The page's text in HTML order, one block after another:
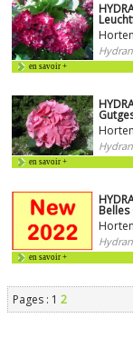
en savoir +
en savoir +
en savoir +
Pages : 1 2